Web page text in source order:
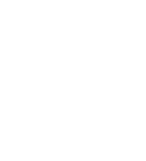
Según ha dicho, «España es
españoles se merecen un
ciudadanos, de nuestras
nuestros colegios e
Por su parte, Labella ha
provincia y ha recordado
un 3% y casi se triplica la